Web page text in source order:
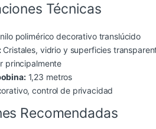
Técnicas
polimérico decorativo translúcido
Cristales, vidrio y superficies
principalmente
1,23 metros
control de privacidad
Recomendadas